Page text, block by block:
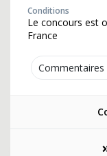
Commentaires
Conditions
Le concours est
France